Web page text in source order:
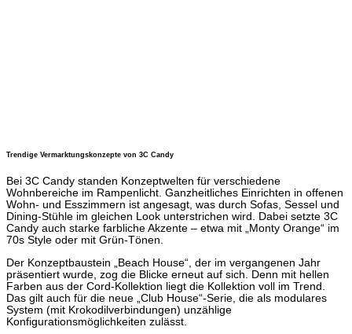
Trendige Vermarktungskonzepte von 3C Candy
Bei 3C Candy standen Konzeptwelten für verschiedene
Wohnbereiche im Rampenlicht. Ganzheitliches Einrichten in offenen
Wohn- und Esszimmern ist angesagt, was durch Sofas, Sessel und
Dining-Stühle im gleichen Look unterstrichen wird. Dabei setzte 3C
Candy auch starke farbliche Akzente – etwa mit „Monty Orange“ im
70s Style oder mit Grün-Tönen.
Der Konzeptbaustein „Beach House“, der im vergangenen Jahr
präsentiert wurde, zog die Blicke erneut auf sich. Denn mit hellen
Farben aus der Cord-Kollektion liegt die Kollektion voll im Trend.
Das gilt auch für die neue „Club House“-Serie, die als modulares
System (mit Krokodilverbindungen) unzählige
Konfigurationsmöglichkeiten zulässt.